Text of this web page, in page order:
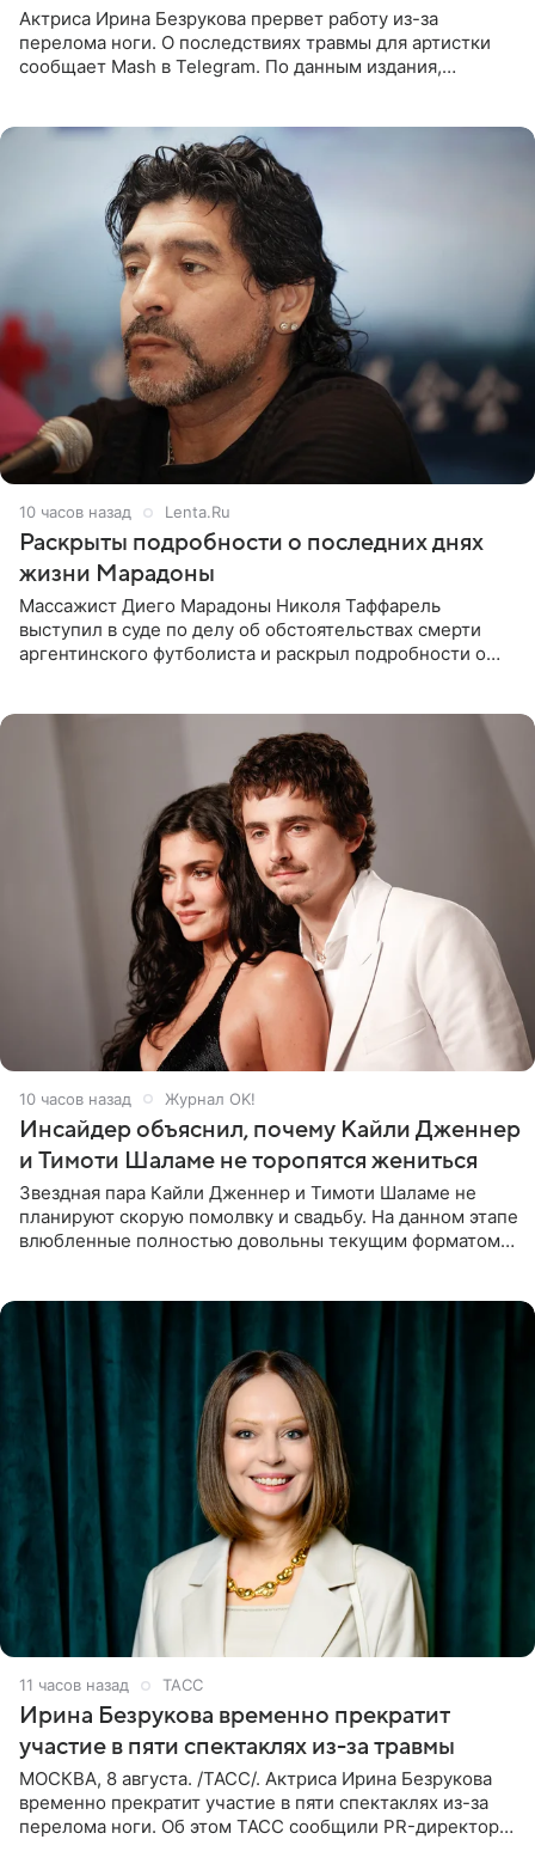
Актриса Ирина Безрукова прервет работу из-за
перелома ноги. О последствиях травмы для артистки
сообщает Mash в Telegram. По данным издания,
10 часов назад Lenta.Ru
Раскрыты подробности о последних днях
жизни Марадоны
Массажист Диего Марадоны Николя Таффарель
выступил в суде по делу об обстоятельствах смерти
аргентинского футболиста и раскрыл подробности о
10 часов назад Журнал OK!
Инсайдер объяснил, почему Кайли Дженнер
и Тимоти Шаламе не торопятся жениться
Звездная пара Кайли Дженнер и Тимоти Шаламе не
планируют скорую помолвку и свадьбу. На данном этапе
влюбленные полностью довольны текущим форматом
11 часов назад ТАСС
Ирина Безрукова временно прекратит
участие в пяти спектаклях из-за травмы
МОСКВА, 8 августа. /ТАСС/. Актриса Ирина Безрукова
временно прекратит участие в пяти спектаклях из-за
перелома ноги. Об этом ТАСС сообщили PR-директор